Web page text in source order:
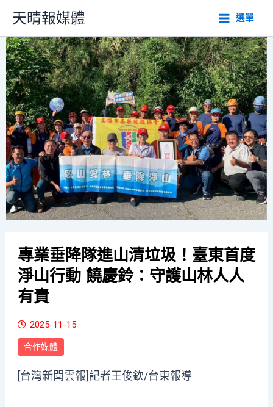
主
要
內
容
天晴報媒體 選單
專業垂降隊進山清垃圾！臺東首度
淨山行動 饒慶鈴：守護山林人人
有責
2025-11-15
合作媒體
[台灣新聞雲報]記者王俊欽/台東報導